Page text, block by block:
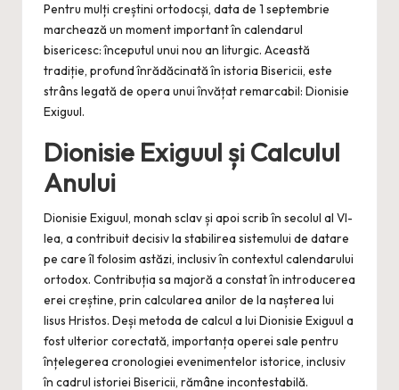
Pentru mulți creștini ortodocși, data de 1 septembrie
marchează un moment important în calendarul
bisericesc: începutul unui nou an liturgic. Această
tradiție, profund înrădăcinată în istoria Bisericii, este
strâns legată de opera unui învățat remarcabil: Dionisie
Exiguul.
Dionisie Exiguul și Calculul
Anului
Dionisie Exiguul, monah sclav și apoi scrib în secolul al VI-
lea, a contribuit decisiv la stabilirea sistemului de datare
pe care îl folosim astăzi, inclusiv în contextul calendarului
ortodox. Contribuția sa majoră a constat în introducerea
erei creștine, prin calcularea anilor de la nașterea lui
Iisus Hristos. Deși metoda de calcul a lui Dionisie Exiguul a
fost ulterior corectată, importanța operei sale pentru
înțelegerea cronologiei evenimentelor istorice, inclusiv
în cadrul istoriei Bisericii, rămâne incontestabilă.